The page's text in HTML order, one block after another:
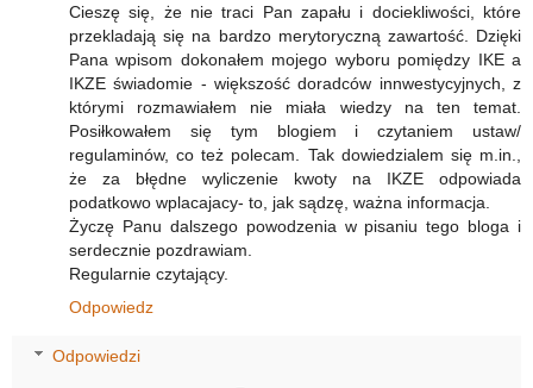
Cieszę się, że nie traci Pan zapału i dociekliwości, które
przekladają się na bardzo merytoryczną zawartość. Dzięki
Pana wpisom dokonałem mojego wyboru pomiędzy IKE a
IKZE świadomie - większość doradców innwestycyjnych, z
którymi rozmawiałem nie miała wiedzy na ten temat.
Posiłkowałem się tym blogiem i czytaniem ustaw/
regulaminów, co też polecam. Tak dowiedzialem się m.in.,
że za błędne wyliczenie kwoty na IKZE odpowiada
podatkowo wplacajacy- to, jak sądzę, ważna informacja.
Życzę Panu dalszego powodzenia w pisaniu tego bloga i
serdecznie pozdrawiam.
Regularnie czytający.
Odpowiedz
Odpowiedzi